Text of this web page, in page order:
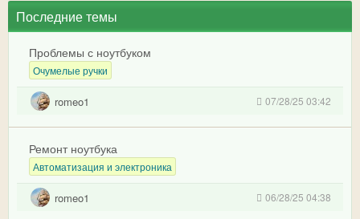
Последние темы
Проблемы с ноутбуком
Очумелые ручки
romeo1 07/28/25 03:42
Ремонт ноутбука
Автоматизация и электроника
romeo1 06/28/25 04:38